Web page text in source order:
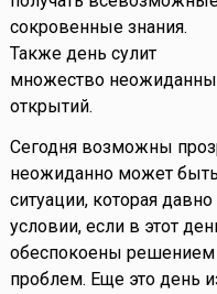
сокровенные знания.
Также день сулит
множество
открытий.
Сегодня возможны
неожиданно может
ситуации, которая
условии, если в этот
обеспокоены
проблем. Еще это день